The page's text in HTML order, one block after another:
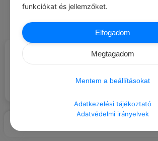
#IDÉZETEK TUDÁS
tudja, mit nem akar.
A
funkciókat és jellemzőket.
Elfogadom
Megtagadom
Mentem a beállításokat
Adatkezelési tájékoztató
Adatvédelmi irányelvek